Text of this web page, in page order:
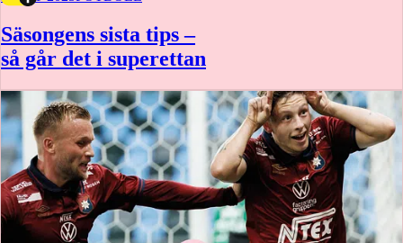
Säsongens sista tips –
så går det i superettan